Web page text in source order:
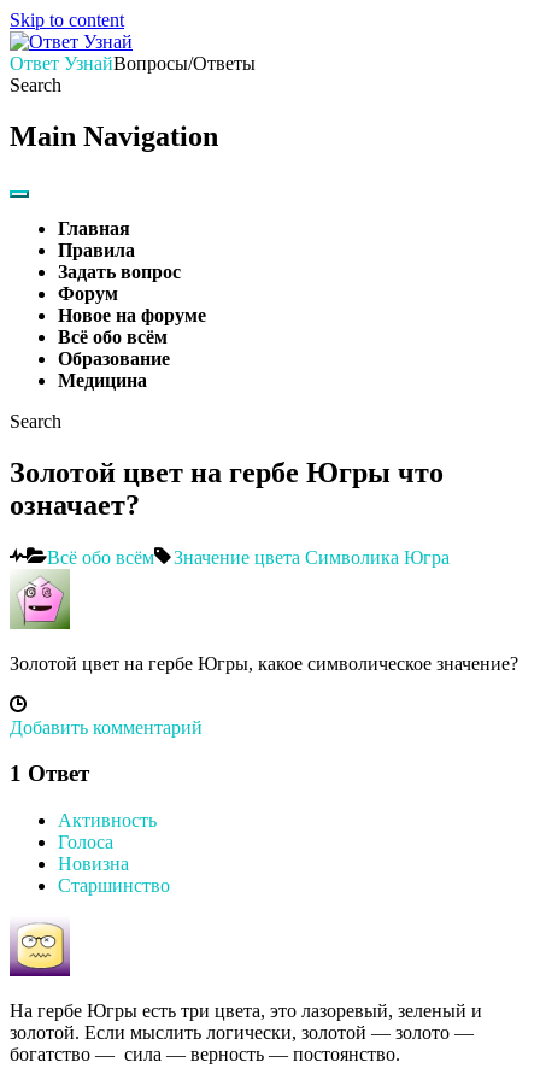
Skip to content
Ответ УзнайВопросы/Ответы
Search
Main Navigation
Главная
Правила
Задать вопрос
Форум
Новое на форуме
Всё обо всём
Образование
Медицина
Search
Золотой цвет на гербе Югры что
означает?
Всё обо всём Значение цвета Символика Югра
Золотой цвет на гербе Югры, какое символическое значение?
Добавить комментарий
1 Ответ
Активность
Голоса
Новизна
Старшинство
На гербе Югры есть три цвета, это лазоревый, зеленый и
золотой. Если мыслить логически, золотой — золото —
богатство — сила — верность — постоянство.